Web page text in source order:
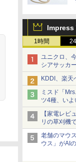
Impress
1時間
ユニクロ、
シアサッカ
ショーツは
KDDI、楽天
ミスド「
ツ4種、いよ
【家電レビ
リの草刈機
老舗のマウ
ウス」がAI
化、
る。復活記